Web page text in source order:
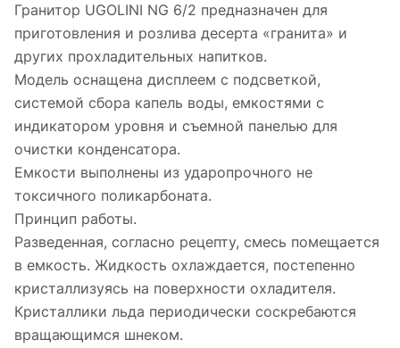
Гранитор UGOLINI NG 6/2 предназначен для
приготовления и розлива десерта «гранита» и
других прохладительных напитков.
Модель оснащена дисплеем с подсветкой,
системой сбора капель воды, емкостями с
индикатором уровня и съемной панелью для
очистки конденсатора.
Емкости выполнены из ударопрочного не
токсичного поликарбоната.
Принцип работы.
Разведенная, согласно рецепту, смесь помещается
в емкость. Жидкость охлаждается, постепенно
кристаллизуясь на поверхности охладителя.
Кристаллики льда периодически соскребаются
вращающимся шнеком.